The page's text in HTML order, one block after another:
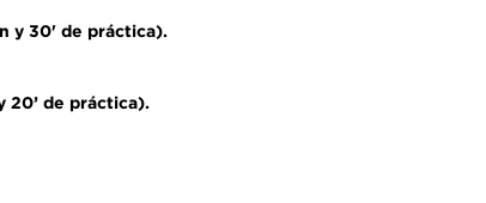
y 30' de práctica).
20’ de práctica).